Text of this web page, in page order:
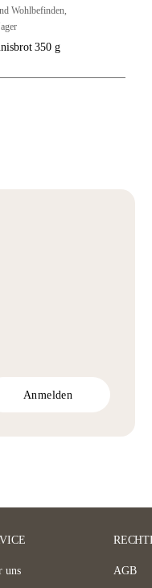
Wohlbefinden
350 g
Anmelden
uns
AGB